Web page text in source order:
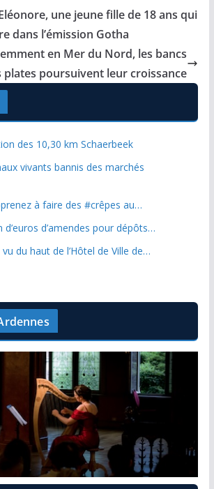
une jeune fille de 18 ans qui
dans l’émission Gotha
en Mer du Nord, les bancs
plates poursuivent leur croissance
des 10,30 km Schaerbeek
vivants bannis des marchés
à faire des #crêpes au…
d’euros d’amendes pour dépôts…
du haut de l’Hôtel de Ville de…